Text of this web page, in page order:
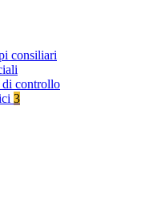
consiliari
controllo
3